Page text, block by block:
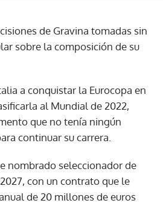
de Gravina tomadas sin
sobre la composición de su
a conquistar la Eurocopa en
al Mundial de 2022,
que no tenía ningún
continuar su carrera.
nombrado seleccionador de
con un contrato que le
de 20 millones de euros